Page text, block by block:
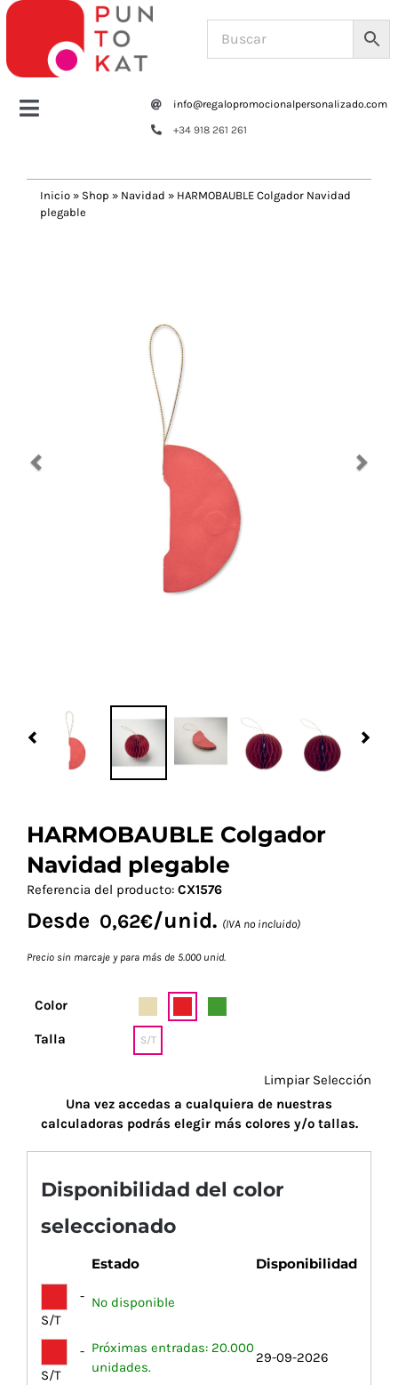
Saltar
contenido
Toggle
Tazas y botellas
Navidad 🎄 Invierno
info@regalopromocionalpersonalizado.com
+34 918 261 261
Inicio » Shop » Navidad » HARMOBAUBLE Colgador Navidad
plegable
Previous
HARMOBAUBLE Colgador
Navidad plegable
Referencia del producto: CX1576
Desde 0,62€/unid. (IVA no incluido)
Precio sin marcaje y para más de 5.000 unid.
Color
Talla S/T
Limpiar Selección
Una vez accedas a cualquiera de nuestras
calculadoras podrás elegir más colores y/o tallas.
Disponibilidad del color
seleccionado
Estado Disponibilidad
-
S/T
No disponible
-
S/T
Próximas entradas: 20.000
unidades.
29-09-2026